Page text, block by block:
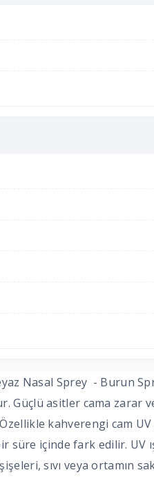
Nasal Sprey - Burun
Güçlü asitler cama
kahverengi cam UV
içinde fark edilir. UV
sıvı veya ortamın